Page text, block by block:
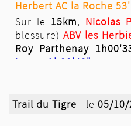
Herbert AC la Roche
Sur le 15km, Nicolas
blessure) ABV les
Roy Parthenay
Luçon 1h00'40"
Turquand 1h23'56".
Trail du Tigre - le 05/10/